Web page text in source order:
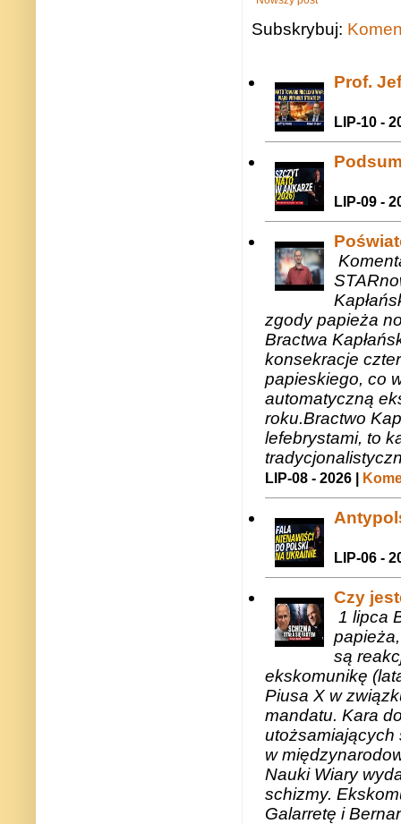
Subskrybuj:
Prof.
LIP-10 -
LIP-09 -
zgody papieża
Bractwa
konsekracje
papieskiego, co
automatyczną
roku.Bractwo
lefebrystami, to
LIP-08 - 2026 |
LIP-06 -
Czy
1 lipca
są
ekskomunikę
Piusa X w
mandatu. Kara
utożsamiających
w
Nauki Wiary
schizmy.
Galarretę i